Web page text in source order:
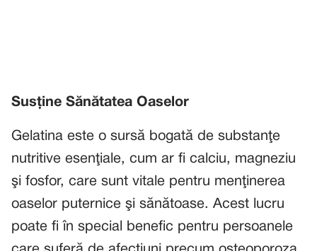
Susţine Sănătatea Oaselor
Gelatina este o sursă bogată de substanţe
nutritive esenţiale, cum ar fi calciu, magneziu
şi fosfor, care sunt vitale pentru menţinerea
oaselor puternice şi sănătoase. Acest lucru
poate fi în special benefic pentru persoanele